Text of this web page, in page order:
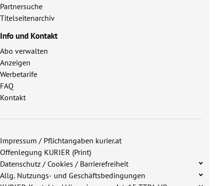
Partnersuche
Titelseitenarchiv
Info und Kontakt
Abo verwalten
Anzeigen
Werbetarife
FAQ
Kontakt
Impressum / Pflichtangaben kurier.at
Offenlegung KURIER (Print)
Datenschutz / Cookies / Barrierefreiheit
Allg. Nutzungs- und Geschäftsbedingungen